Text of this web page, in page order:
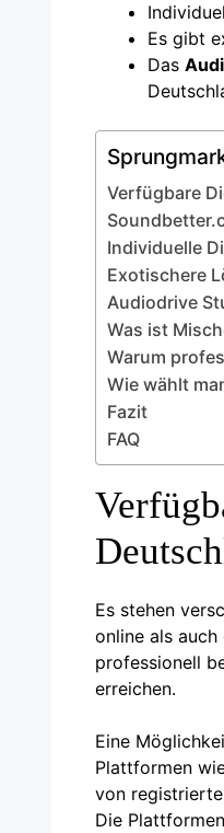
Es gibt
Das
Verfügbare
Individuelle
Exotischere
Audiodrive
Was ist
Warum
Wie wählt
Fazit
FAQ
Es stehen
online als
professionell
erreichen.
Eine
Plattformen
von
Die